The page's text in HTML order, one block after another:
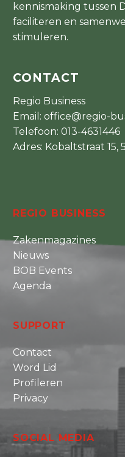
kennismaking tussen
faciliteren en
stimuleren.
CONTACT
Regio Business
Email: office@regio-
Telefoon: 013-4631446
Adres: Kobaltstraat 15,
REGIO BUSINESS
Zakenmagazines
Nieuws
BOB Events
Agenda
SUPPORT
Contact
Word Lid
Profileren
Privacy
SOCIAL MEDIA